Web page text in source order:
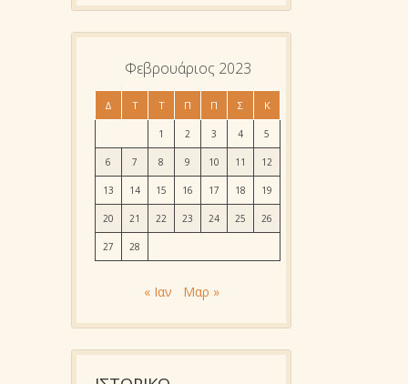
Φεβρουάριος 2023
Δ Τ Τ Π Π Σ Κ
1 2 3 4 5
6 7 8 9 10 11 12
13 14 15 16 17 18 19
20 21 22 23 24 25 26
27 28
« Ιαν Μαρ »